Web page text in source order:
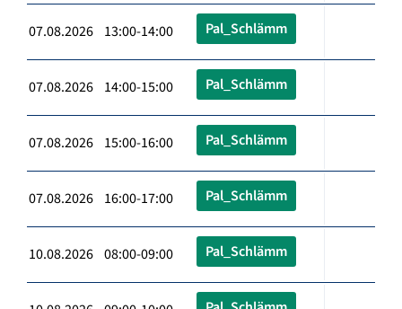
07.08.2026 13:00-14:00 Pal_Schlämm
07.08.2026 14:00-15:00 Pal_Schlämm
07.08.2026 15:00-16:00 Pal_Schlämm
07.08.2026 16:00-17:00 Pal_Schlämm
10.08.2026 08:00-09:00 Pal_Schlämm